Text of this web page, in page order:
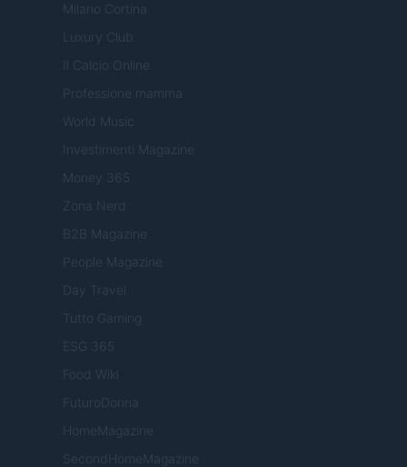
Milano Cortina
Luxury Club
Il Calcio Online
Professione mamma
World Music
Investimenti Magazine
Money 365
Zona Nerd
B2B Magazine
People Magazine
Day Travel
Tutto Gaming
ESG 365
Food Wiki
FuturoDonna
HomeMagazine
SecondHomeMagazine